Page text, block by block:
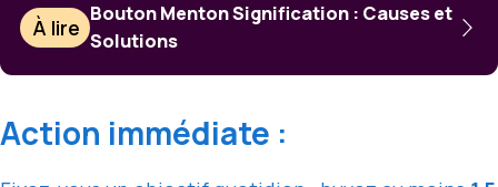
À lire
Bouton Menton Signification : Causes et
Solutions
Action immédiate :